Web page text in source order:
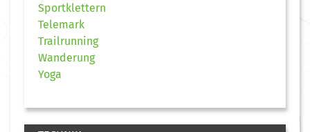
Sportklettern
Telemark
Trailrunning
Wanderung
Yoga